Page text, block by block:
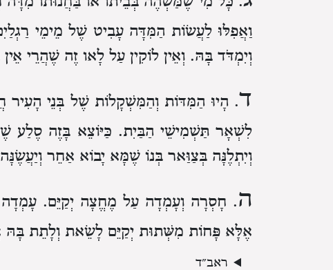
וַאֲפִלּוּ לַעֲשׂוֹת הַמִּדָּה עָבִיט שֶׁל מֵימֵי
וְיִמְדֹּד בָּהּ. וְאֵין לוֹקִין עַל לָאו זֶה שֶׁהֲרֵי
ד. הָיוּ הַמִּדּוֹת וְהַמִּשְׁקָלוֹת שֶׁל בְּנֵי
לִשְׁאָר תַּשְׁמִישֵׁי הַבַּיִת. כַּיּוֹצֵא בָּזֶה סֶלַע
וְיִתְלֶנָּה בְּצַוַּאר בְּנוֹ שֶׁמָּא יָבוֹא אַחֵר
ה. חָסְרָה וְעָמְדָה עַל מֶחֱצָה יְקַיֵּם.
אֶלָּא פָּחוֹת מִשְּׁתוּת יְקַיֵּם לָשֵׂאת וְלָתֵת בָּהּ